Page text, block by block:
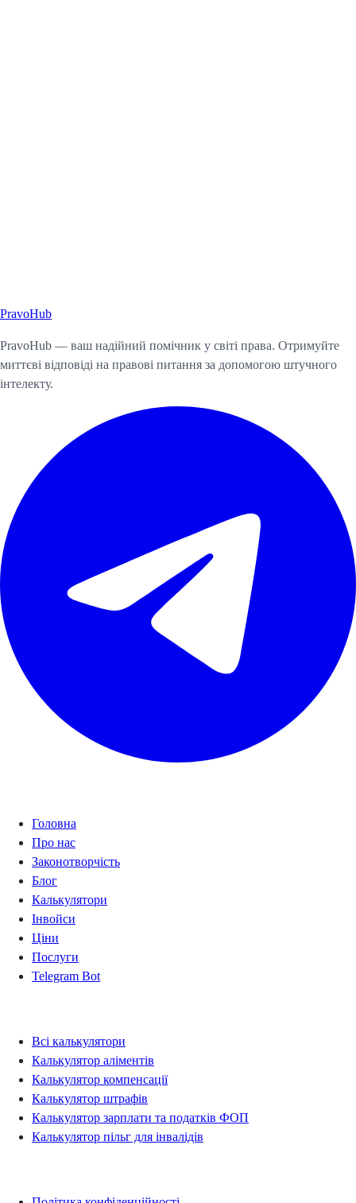
Почати консультацію
PravoHub
PravoHub — ваш надійний помічник у світі права. Отримуйте
миттєві відповіді на правові питання за допомогою штучного
інтелекту.
Головна
Про нас
Законотворчість
Блог
Калькулятори
Інвойси
Ціни
Послуги
Telegram Bot
Всі калькулятори
Калькулятор аліментів
Калькулятор компенсації
Калькулятор штрафів
Калькулятор зарплати та податків ФОП
Калькулятор пільг для інвалідів